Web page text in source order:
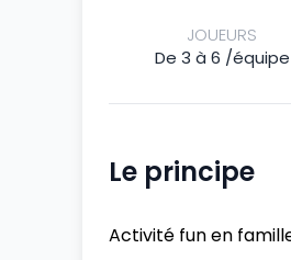
JOUEURS
De 3 à 6 /équipe
Le principe
Activité fun en